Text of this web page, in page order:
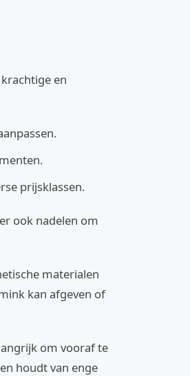
en
prijsklassen.
ook nadelen om
materialen
kan afgeven of
om vooraf te
houdt van enge